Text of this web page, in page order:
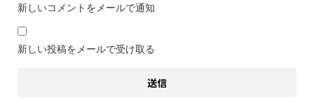
新しいコメントをメールで通知
新しい投稿をメールで受け取る